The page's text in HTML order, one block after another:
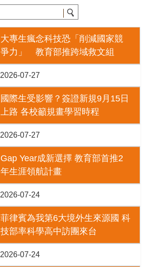
大專生瘋念科技恐「削減國家競
爭力」 教育部推跨域救文組
2026-07-27
國際生受影響？簽證新規9月15日
上路 各校籲規畫學習時程
2026-07-27
Gap Year成新選擇 教育部首推2
年生涯領航計畫
2026-07-24
菲律賓為我第6大境外生來源國 科
技部率科學高中訪團來台
2026-07-24